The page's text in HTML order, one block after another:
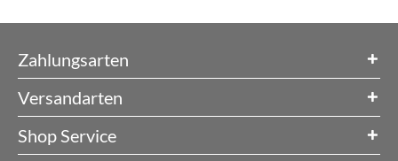
Zahlungsarten
Versandarten
Shop Service